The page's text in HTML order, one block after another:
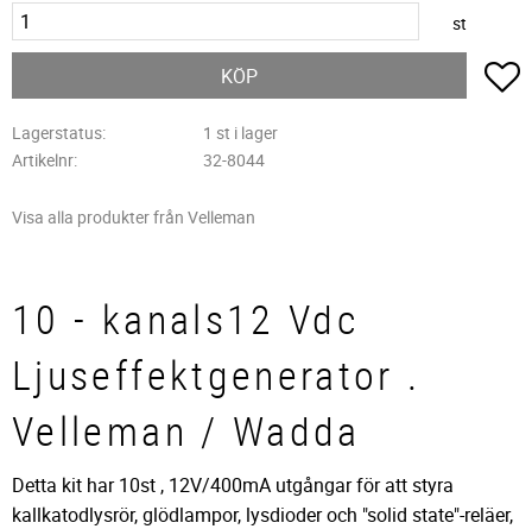
st
KÖP
Lagerstatus
1 st i lager
Artikelnr
32-8044
Visa alla produkter från Velleman
10 - kanals12 Vdc
Ljuseffektgenerator .
Velleman / Wadda
Detta kit har 10st , 12V/400mA utgångar för att styra
kallkatodlysrör, glödlampor, lysdioder och "solid state"-reläer,